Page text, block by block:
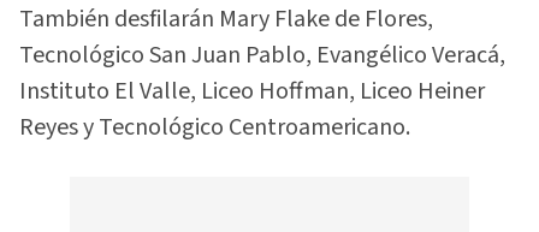
También desfilarán Mary Flake de Flores,
Tecnológico San Juan Pablo, Evangélico Veracá,
Instituto El Valle, Liceo Hoffman, Liceo Heiner
Reyes y Tecnológico Centroamericano.